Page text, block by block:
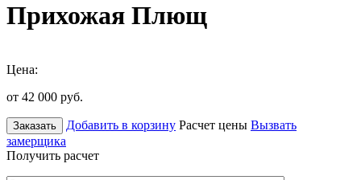
Прихожая Плющ
Цена:
от 42 000 руб.
Заказать Добавить в корзину Расчет цены Вызвать
замерщика
Получить расчет